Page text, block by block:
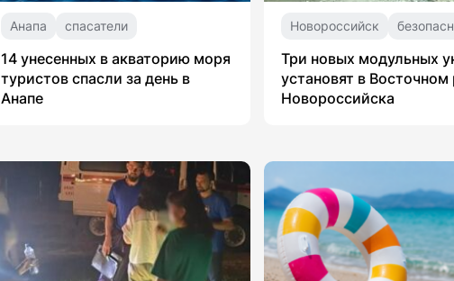
Анапа спасатели
14 унесенных в акваторию моря
туристов спасли за день в
Анапе
Новороссийск
Три новых модульных
установят в Восточном
Новороссийска